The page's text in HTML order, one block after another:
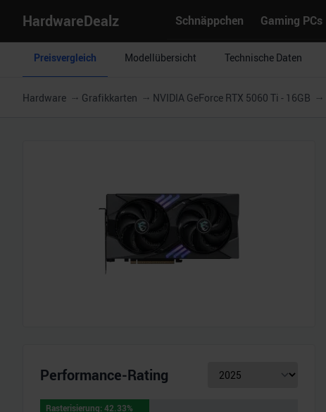
HardwareDealz Schnäppchen Gaming PCs
Preisvergleich Modellübersicht Technische Daten
Hardware Grafikkarten NVIDIA GeForce RTX 5060 Ti - 16GB
Performance-Rating
Rasterisierung: 42.33%
Rasterisierung:42.33%